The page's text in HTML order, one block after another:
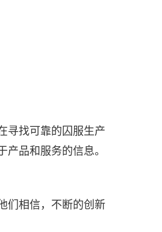
寻找可靠的囚服生产
品和服务的信息。
们相信，不断的创新